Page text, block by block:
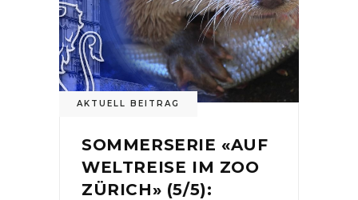
AKTUELL BEITRAG
SOMMERSERIE «AUF
WELTREISE IM ZOO
ZÜRICH» (5/5):